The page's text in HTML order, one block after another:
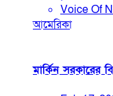
Voice Of
আমেরিকা
মার্কিন সরকারের